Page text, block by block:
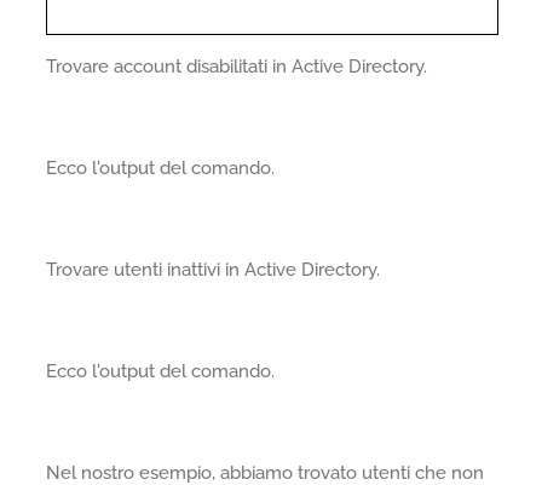
Trovare account disabilitati in Active Directory.
Ecco l'output del comando.
Trovare utenti inattivi in Active Directory.
Ecco l'output del comando.
Nel nostro esempio, abbiamo trovato utenti che non